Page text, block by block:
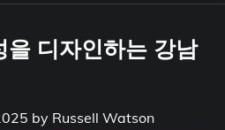
을 디자인하는 강남
by Russell Watson